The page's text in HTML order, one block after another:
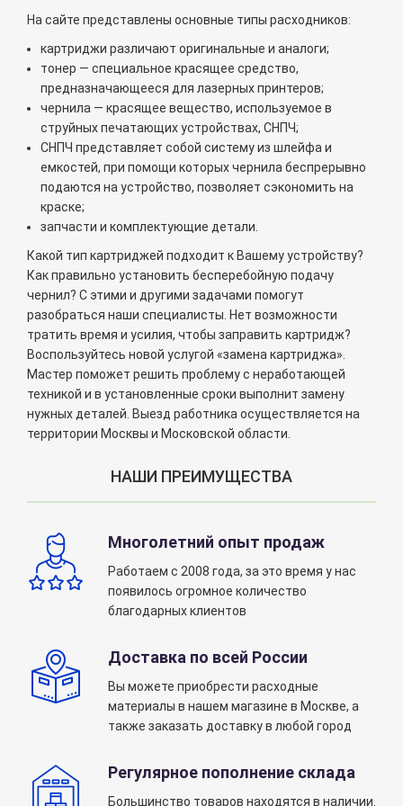
На сайте представлены основные типы расходников:
картриджи различают оригинальные и аналоги;
тонер — специальное красящее средство,
предназначающееся для лазерных принтеров;
чернила — красящее вещество, используемое в
струйных печатающих устройствах, СНПЧ;
СНПЧ представляет собой систему из шлейфа и
емкостей, при помощи которых чернила беспрерывно
подаются на устройство, позволяет сэкономить на
краске;
запчасти и комплектующие детали.
Какой тип картриджей подходит к Вашему устройству?
Как правильно установить бесперебойную подачу
чернил? С этими и другими задачами помогут
разобраться наши специалисты. Нет возможности
тратить время и усилия, чтобы заправить картридж?
Воспользуйтесь новой услугой «замена картриджа».
Мастер поможет решить проблему с неработающей
техникой и в установленные сроки выполнит замену
нужных деталей. Выезд работника осуществляется на
территории Москвы и Московской области.
НАШИ ПРЕИМУЩЕСТВА
Многолетний опыт продаж
Работаем с 2008 года, за это время у нас
появилось огромное количество
благодарных клиентов
Доставка по всей России
Вы можете приобрести расходные
материалы в нашем магазине в Москве, а
также заказать доставку в любой город
Регулярное пополнение склада
Большинство товаров находятся в наличии.